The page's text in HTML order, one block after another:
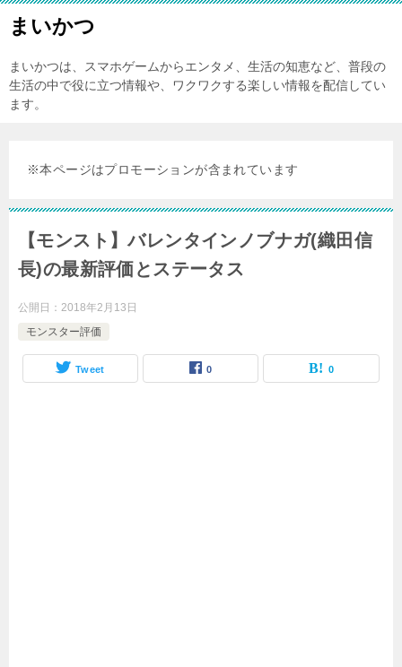
まいかつ
まいかつは、スマホゲームからエンタメ、生活の知恵など、普段の
生活の中で役に立つ情報や、ワクワクする楽しい情報を配信してい
ます。
※本ページはプロモーションが含まれています
【モンスト】バレンタインノブナガ(織田信
長)の最新評価とステータス
公開日： 2018年2月13日
モンスター評価
Tweet 0 0